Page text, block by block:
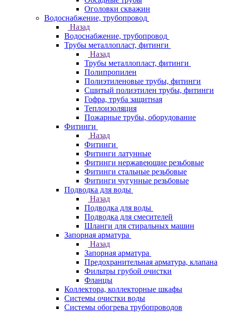
Оголовки скважин
Водоснабжение, трубопровод
Назад
Водоснабжение, трубопровод
Трубы металлопласт, фитинги
Назад
Трубы металлопласт, фитинги
Полипропилен
Полиэтиленовые трубы, фитинги
Сшитый полиэтилен трубы, фитинги
Гофра, труба защитная
Теплоизоляция
Пожарные трубы, оборудование
Фитинги
Назад
Фитинги
Фитинги латунные
Фитинги нержавеющие резьбовые
Фитинги стальные резьбовые
Фитинги чугунные резьбовые
Подводка для воды
Назад
Подводка для воды
Подводка для смесителей
Шланги для стиральных машин
Запорная арматура
Назад
Запорная арматура
Предохранительная арматура, клапана
Фильтры грубой очистки
Фланцы
Коллектора, коллекторные шкафы
Системы очистки воды
Системы обогрева трубопроводов